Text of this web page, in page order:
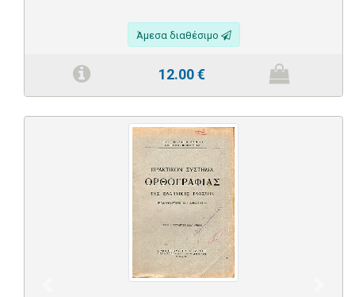
Άμεσα διαθέσιμο
12.00€